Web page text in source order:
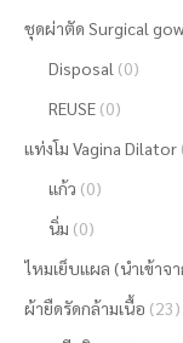
ชุดผ่าตัด Surgical
Disposal (0)
REUSE (0)
แท่งโม Vagina Dilator
แก้ว (0)
นิ่ม (0)
ไหมเย็บแผล (นำเข้าจ
ผ้ายืดรัดกล้ามเนื้อ (23)